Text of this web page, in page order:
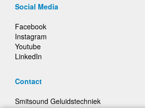
Social Media
Facebook
Instagram
Youtube
LinkedIn
Contact
Smitsound Geluidstechniek